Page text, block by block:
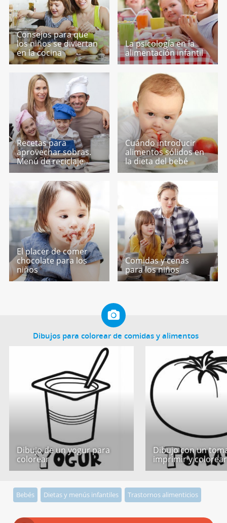
Consejos para que
los niños se diviertan
en la cocina
La psicología en la
alimentación infantil
Recetas para
aprovechar sobras.
Menú de reciclaje
Cuándo introducir
alimentos sólidos en
la dieta del bebé
El placer de comer
chocolate para los
niños
Comidas y cenas
para los niños
Dibujos para colorear de comidas y alimentos
Dibujo de un yogur para
colorear
Dibujo con un
imprimir y colorear
Bebés Dietas y menús infantiles Trastornos alimenticios